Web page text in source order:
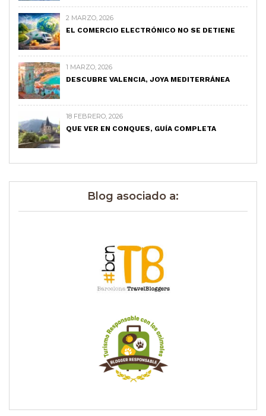
2 MARZO, 2026
EL COMERCIO ELECTRÓNICO NO SE DETIENE
1 MARZO, 2026
DESCUBRE VALENCIA, JOYA MEDITERRÁNEA
18 FEBRERO, 2026
QUE VER EN CONQUES, GUÍA COMPLETA
Blog asociado a: